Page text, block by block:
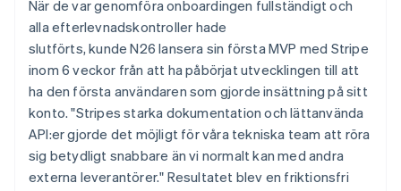
När de var genomföra onboardingen fullständigt och
alla efterlevnadskontroller hade
slutförts, kunde N26 lansera sin första MVP med Stripe
inom 6 veckor från att ha påbörjat utvecklingen till att
ha den första användaren som gjorde insättning på sitt
konto. "Stripes starka dokumentation och lättanvända
API:er gjorde det möjligt för våra tekniska team att röra
sig betydligt snabbare än vi normalt kan med andra
externa leverantörer." Resultatet blev en friktionsfri